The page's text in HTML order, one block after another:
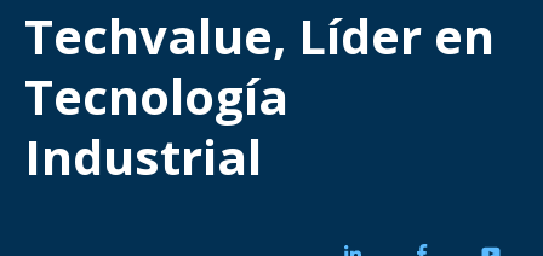
Techvalue, Líder en
Tecnología
Industrial